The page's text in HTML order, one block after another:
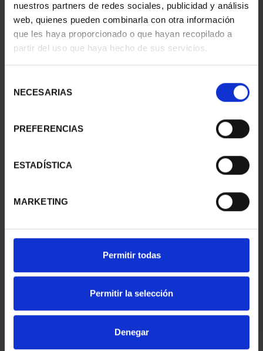
nuestros partners de redes sociales, publicidad y análisis
web, quienes pueden combinarla con otra información
que les haya proporcionado o que hayan recopilado a
partir del uso que haya hecho de sus servicios.
NECESARIAS
PREFERENCIAS
ESTADÍSTICA
MARKETING
Permitir todas
Permitir la selección
Denegar
PROVINCIA 1
Sólo para usuarios
SUSCRIPCIÓN
CAPITALES DE
PROVINCIA 2
Sólo para usuarios
registrados